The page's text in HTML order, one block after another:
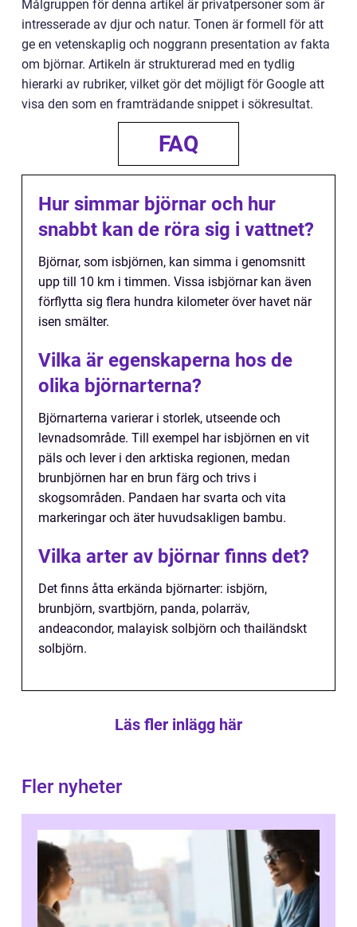
Målgruppen för denna artikel är privatpersoner som är
intresserade av djur och natur. Tonen är formell för att
ge en vetenskaplig och noggrann presentation av fakta
om björnar. Artikeln är strukturerad med en tydlig
hierarki av rubriker, vilket gör det möjligt för Google att
visa den som en framträdande snippet i sökresultat.
FAQ
Hur simmar björnar och hur
snabbt kan de röra sig i vattnet?
Björnar, som isbjörnen, kan simma i genomsnitt
upp till 10 km i timmen. Vissa isbjörnar kan även
förflytta sig flera hundra kilometer över havet när
isen smälter.
Vilka är egenskaperna hos de
olika björnarterna?
Björnarterna varierar i storlek, utseende och
levnadsområde. Till exempel har isbjörnen en vit
päls och lever i den arktiska regionen, medan
brunbjörnen har en brun färg och trivs i
skogsområden. Pandaen har svarta och vita
markeringar och äter huvudsakligen bambu.
Vilka arter av björnar finns det?
Det finns åtta erkända björnarter: isbjörn,
brunbjörn, svartbjörn, panda, polarräv,
andeacondor, malayisk solbjörn och thailändskt
solbjörn.
Läs fler inlägg här
Fler nyheter